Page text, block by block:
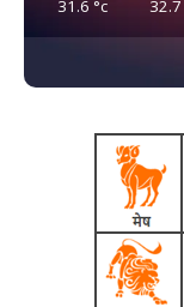
31.6 °c 32.7